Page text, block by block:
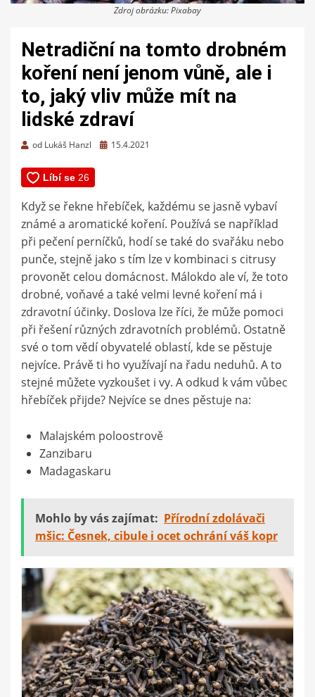
Zdroj obrázku: Pixabay
Netradiční na tomto drobném
koření není jenom vůně, ale i
to, jaký vliv může mít na
lidské zdraví
od Lukáš Hanzl
Zveřejněno
15.4.2021
Když se řekne hřebíček, každému se jasně vybaví
známé a aromatické koření. Používá se například
při pečení perníčků, hodí se také do svařáku nebo
punče, stejně jako s tím lze v kombinaci s citrusy
provonět celou domácnost. Málokdo ale ví, že toto
drobné, voňavé a také velmi levné koření má i
zdravotní účinky. Doslova lze říci, že může pomoci
při řešení různých zdravotních problémů. Ostatně
své o tom vědí obyvatelé oblastí, kde se pěstuje
nejvíce. Právě ti ho využívají na řadu neduhů. A to
stejné můžete vyzkoušet i vy. A odkud k vám vůbec
hřebíček přijde? Nejvíce se dnes pěstuje na:
Malajském poloostrově
Zanzibaru
Madagaskaru
Mohlo by vás zajímat: Přírodní zdolávači
mšic: Česnek, cibule i ocet ochrání váš kopr